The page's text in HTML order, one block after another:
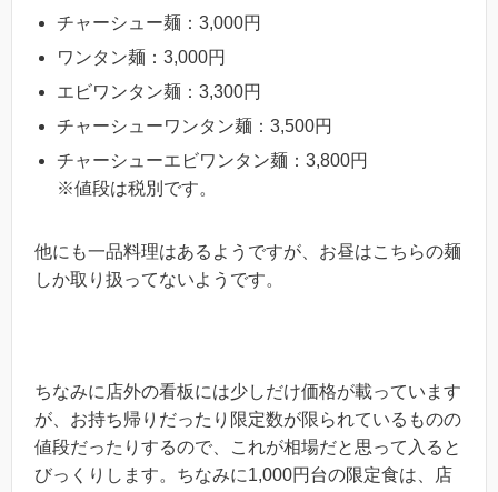
チャーシュー麺：3,000円
ワンタン麺：3,000円
エビワンタン麺：3,300円
チャーシューワンタン麺：3,500円
チャーシューエビワンタン麺：3,800円
※値段は税別です。
他にも一品料理はあるようですが、お昼はこちらの麺
しか取り扱ってないようです。
ちなみに店外の看板には少しだけ価格が載っています
が、お持ち帰りだったり限定数が限られているものの
値段だったりするので、これが相場だと思って入ると
びっくりします。ちなみに1,000円台の限定食は、店